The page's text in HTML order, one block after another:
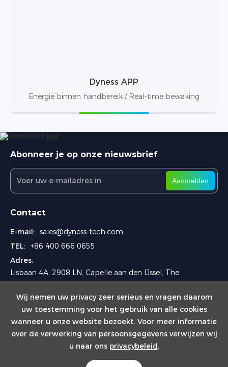
Wij nemen uw privacy zeer serieus en vragen daarom
uw toestemming voor het gebruik van alle cookies
wanneer u onze website bezoekt. Voor meer informatie
over de verwerking van persoonsgegevens verwijzen wij
u naar ons privacybeleid.
Dyness APP
Energie binnen handbereik / Real-time bewaking
Abonneer je op onze nieuwsbrief
Aanmelden
Contact
E-mail: sales@dyness-tech.com
TEL: +86 400 666 0655
Adres:
Lisbaan 4A, 2908 LN, Capelle aan den IJssel, The
Copyright © 2024 Dyness Europe B.V.